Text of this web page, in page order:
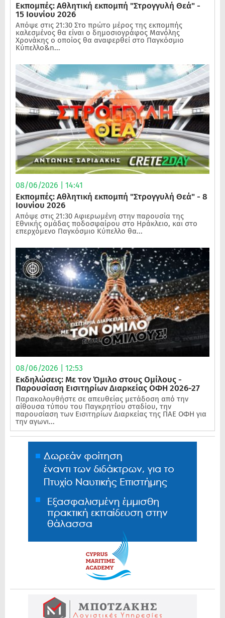
Εκπομπές: Αθλητική εκπομπή "Στρογγυλή Θεά" -
15 Ιουνίου 2026
Απόψε στις 21:30 Στο πρώτο μέρος της εκπομπής
καλεσμένος θα είναι ο δημοσιογράφος Μανόλης
Χρονάκης ο οποίος θα αναφερθεί στο Παγκόσμιο
Κύπελλο&n...
08/06/2026 | 14:41
Εκπομπές: Αθλητική εκπομπή "Στρογγυλή Θεά" - 8
Ιουνίου 2026
Απόψε στις 21:30 Αφιερωμένη στην παρουσία της
Εθνικής ομάδας ποδοσφαίρου στο Ηράκλειο, και στο
επερχόμενο Παγκόσμιο Κύπελλο θα...
08/06/2026 | 12:53
Εκδηλώσεις: Με τον Όμιλο στους Ομίλους -
Παρουσίαση Εισιτηρίων Διαρκείας ΟΦΗ 2026-27
Παρακολουθήστε σε απευθείας μετάδοση από την
αίθουσα τύπου του Παγκρητίου σταδίου, την
παρουσίαση των Εισιτηρίων Διαρκείας της ΠΑΕ ΟΦΗ για
την αγωνι...